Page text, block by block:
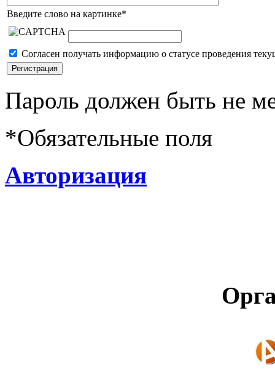
Введите слово на картинке*
Согласен получать информацию о статусе проведения
Пароль должен быть не
*Обязательные поля
Авторизация